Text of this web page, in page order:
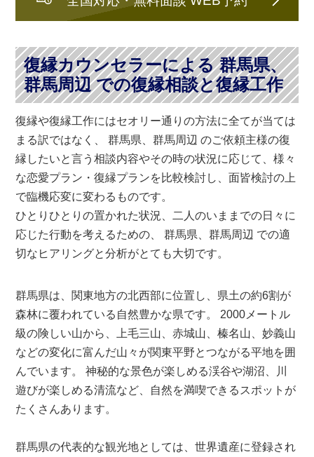
復縁カウンセラーによる 群馬県、
群馬周辺 での復縁相談と復縁工作
復縁や復縁工作にはセオリー通りの方法に全てが当ては
まる訳ではなく、 群馬県、群馬周辺 のご依頼主様の復
縁したいと言う相談内容やその時の状況に応じて、様々
な恋愛プラン・復縁プランを比較検討し、面皆検討の上
で臨機応変に変わるものです。
ひとりひとりの置かれた状況、二人のいままでの日々に
応じた行動を考えるための、 群馬県、群馬周辺 での適
切なヒアリングと分析がとても大切です。
群馬県は、関東地方の北西部に位置し、県土の約6割が
森林に覆われている自然豊かな県です。 2000メートル
級の険しい山から、上毛三山、赤城山、榛名山、妙義山
などの変化に富んだ山々が関東平野とつながる平地を囲
んでいます。 神秘的な景色が楽しめる渓谷や湖沼、川
遊びが楽しめる清流など、自然を満喫できるスポットが
たくさんあります。
群馬県の代表的な観光地としては、世界遺産に登録され